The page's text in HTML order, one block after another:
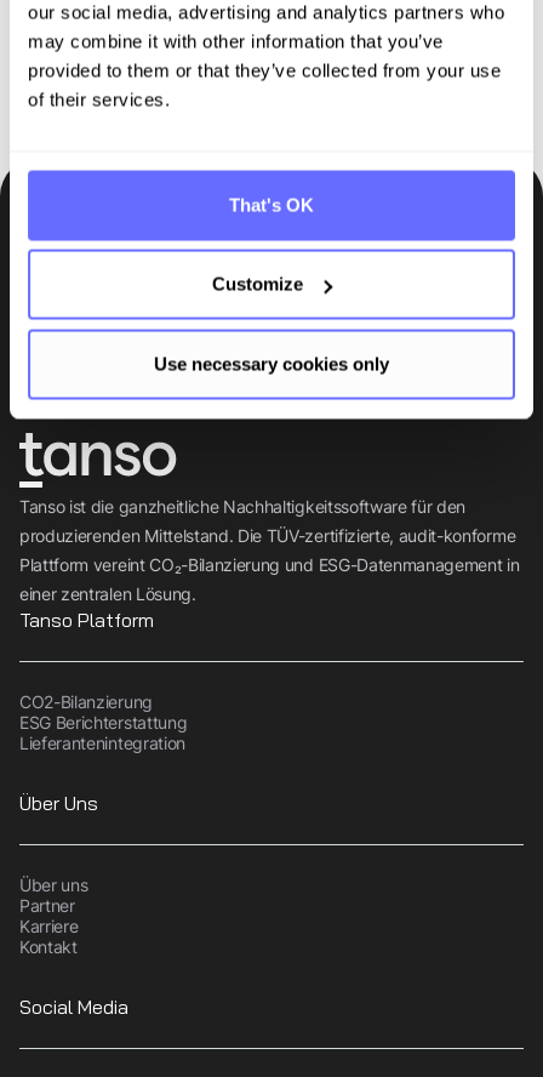
our social media, advertising and analytics partners who
may combine it with other information that you’ve
provided to them or that they’ve collected from your use
of their services.
That's OK
Customize
Use necessary cookies only
Demo buchen
Tanso ist die ganzheitliche Nachhaltigkeitssoftware für den
produzierenden Mittelstand. Die TÜV-zertifizierte, audit-konforme
Plattform vereint CO₂-Bilanzierung und ESG-Datenmanagement in
einer zentralen Lösung.
Bleiben Sie auf dem Laufenden
Insights, Tipps und Wissen direkt in Ihr Postfach.
Tanso Platform
CO2-Bilanzierung
ESG Berichterstattung
Lieferantenintegration
Über Uns
Über uns
Partner
Karriere
Kontakt
Social Media